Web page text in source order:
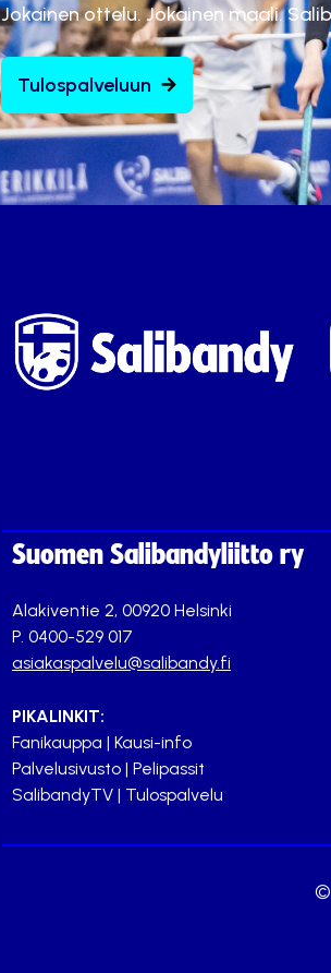
Jokainen ottelu. Jokainen maali.
Tulospalveluun
Suomen Salibandyliitto ry
Alakiventie 2, 00920 Helsinki
P. 0400-529 017
asiakaspalvelu@salibandy.fi
PIKALINKIT:
Fanikauppa | Kausi-info
Palvelusivusto | Pelipassit
SalibandyTV | Tulospalvelu
©